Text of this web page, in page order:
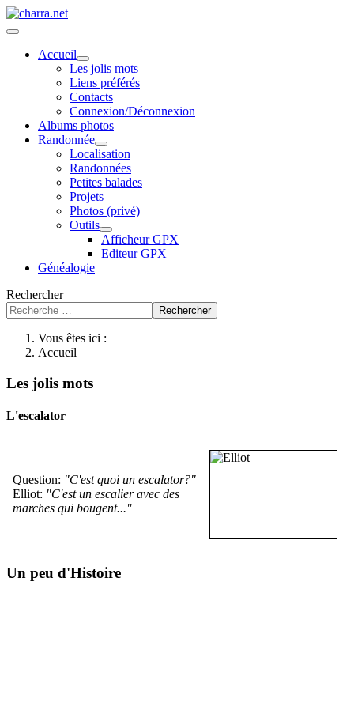
Accueil
Les jolis mots
Liens préférés
Contacts
Connexion/Déconnexion
Albums photos
Randonnée
Localisation
Randonnées
Petites balades
Projets
Photos (privé)
Outils
Afficheur GPX
Editeur GPX
Généalogie
Rechercher
Rechercher
Vous êtes ici :
Accueil
Les jolis mots
L'escalator
Question: "C'est quoi un escalator?"
Elliot: "C'est un escalier avec des
marches qui bougent..."
Un peu d'Histoire